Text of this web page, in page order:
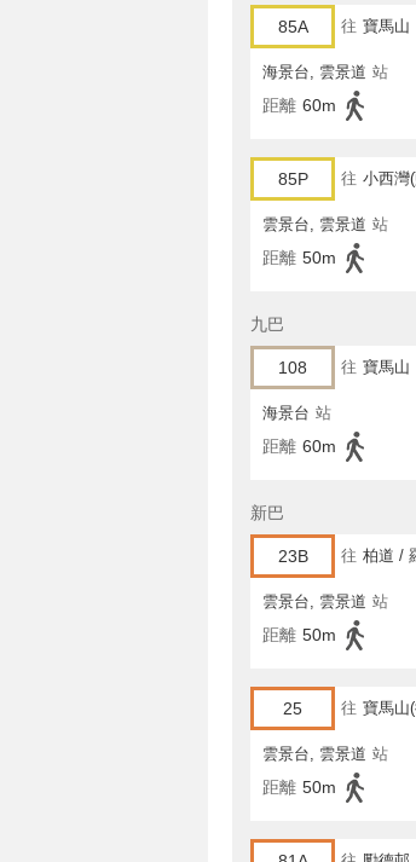
85A 往 寶馬山
海景台, 雲景道 站
距離 60m
85P 往 小西灣
雲景台, 雲景道 站
距離 50m
九巴
108 往 寶馬山
海景台 站
距離 60m
新巴
23B 往 柏道 /
雲景台, 雲景道 站
距離 50m
25 往 寶馬山
雲景台, 雲景道 站
距離 50m